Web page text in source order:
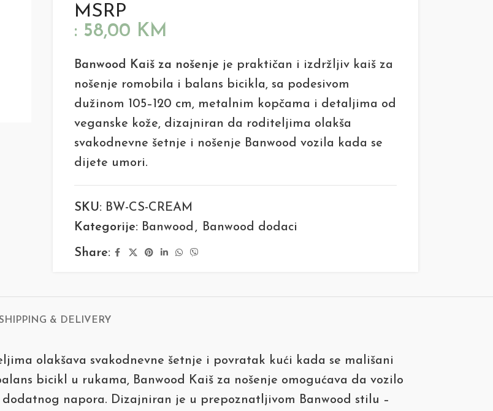
MSRP
: 58,00 KM
Banwood Kaiš za nošenje je praktičan i izdržljiv kaiš za
nošenje romobila i balans bicikla, sa podesivom
dužinom 105–120 cm, metalnim kopčama i detaljima od
veganske kože, dizajniran da roditeljima olakša
svakodnevne šetnje i nošenje Banwood vozila kada se
dijete umori.
SKU: BW-CS-CREAM
Kategorije: Banwood , Banwood dodaci
Share:
& DELIVERY
olakšava svakodnevne šetnje i povratak kući kada se mališani
bicikl u rukama, Banwood Kaiš za nošenje omogućava da vozilo
napora. Dizajniran je u prepoznatljivom Banwood stilu –